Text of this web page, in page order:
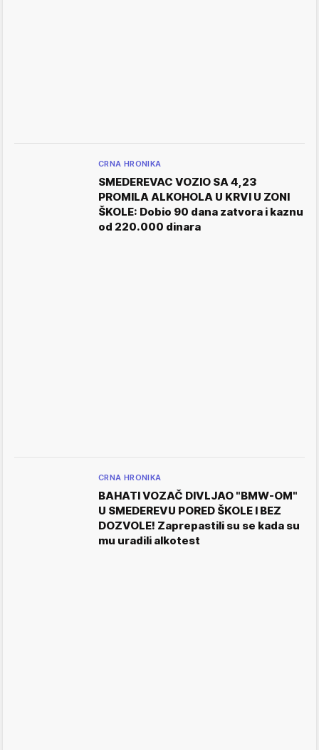
CRNA HRONIKA
SMEDEREVAC VOZIO SA 4,23
PROMILA ALKOHOLA U KRVI U ZONI
ŠKOLE: Dobio 90 dana zatvora i kaznu
od 220.000 dinara
CRNA HRONIKA
BAHATI VOZAČ DIVLJAO "BMW-OM"
U SMEDEREVU PORED ŠKOLE I BEZ
DOZVOLE! Zaprepastili su se kada su
mu uradili alkotest